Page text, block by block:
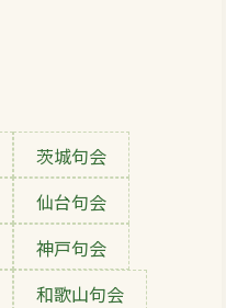
茨城句会
仙台句会
神戸句会
和歌山句会